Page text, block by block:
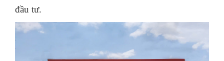
đầu tư.